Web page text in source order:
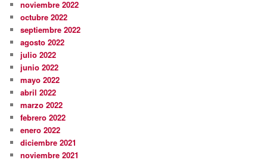
noviembre 2022
octubre 2022
septiembre 2022
agosto 2022
julio 2022
junio 2022
mayo 2022
abril 2022
marzo 2022
febrero 2022
enero 2022
diciembre 2021
noviembre 2021